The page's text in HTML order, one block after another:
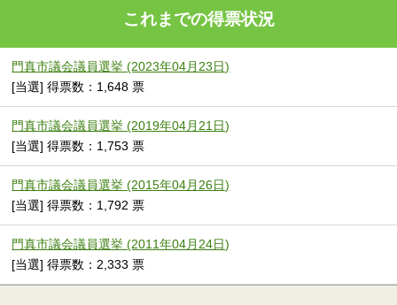
これまでの得票状況
門真市議会議員選挙 (2023年04月23日)
[当選] 得票数：1,648 票
門真市議会議員選挙 (2019年04月21日)
[当選] 得票数：1,753 票
門真市議会議員選挙 (2015年04月26日)
[当選] 得票数：1,792 票
門真市議会議員選挙 (2011年04月24日)
[当選] 得票数：2,333 票